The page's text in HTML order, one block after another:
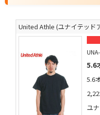
United Athle (ユナイテッド
5.6
5.6
ユ